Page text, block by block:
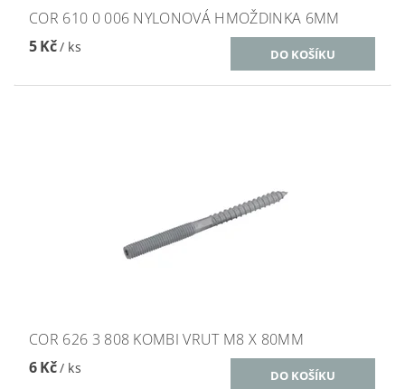
COR 610 0 006 NYLONOVÁ HMOŽDINKA 6MM
5 Kč/ ks
COR 626 3 808 KOMBI VRUT M8 X 80MM
6 Kč/ ks